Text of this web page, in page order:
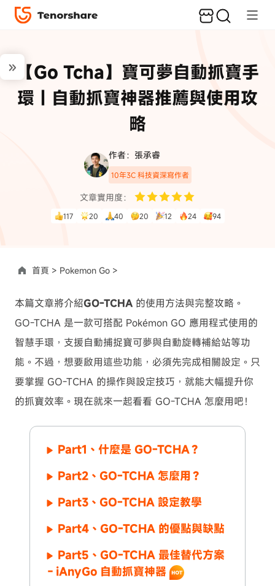
【Go Tcha】寶可夢自動抓寶手
環｜自動抓寶神器推薦與使用攻
略
作者：張承睿
10年3C 科技資深寫作者
文章實用度：
117 20 40 20 12 24 94
首頁 > Pokemon Go >
本篇文章將介紹GO-TCHA 的使用方法與完整攻略。
GO-TCHA 是一款可搭配 Pokémon GO 應用程式使用的
智慧手環，支援自動捕捉寶可夢與自動旋轉補給站等功
能。不過，想要啟用這些功能，必須先完成相關設定。只
要掌握 GO-TCHA 的操作與設定技巧，就能大幅提升你
的抓寶效率。現在就來一起看看 GO-TCHA 怎麼用吧！
Part1、什麼是 GO-TCHA？
Part2、GO-TCHA 怎麼用？
Part3、GO-TCHA 設定教學
Part4、GO-TCHA 的優點與缺點
Part5、GO-TCHA 最佳替代方案
－iAnyGo 自動抓寶神器